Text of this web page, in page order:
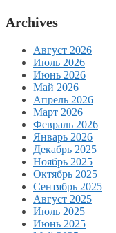
Archives
Август 2026
Июль 2026
Июнь 2026
Май 2026
Апрель 2026
Март 2026
Февраль 2026
Январь 2026
Декабрь 2025
Ноябрь 2025
Октябрь 2025
Сентябрь 2025
Август 2025
Июль 2025
Июнь 2025